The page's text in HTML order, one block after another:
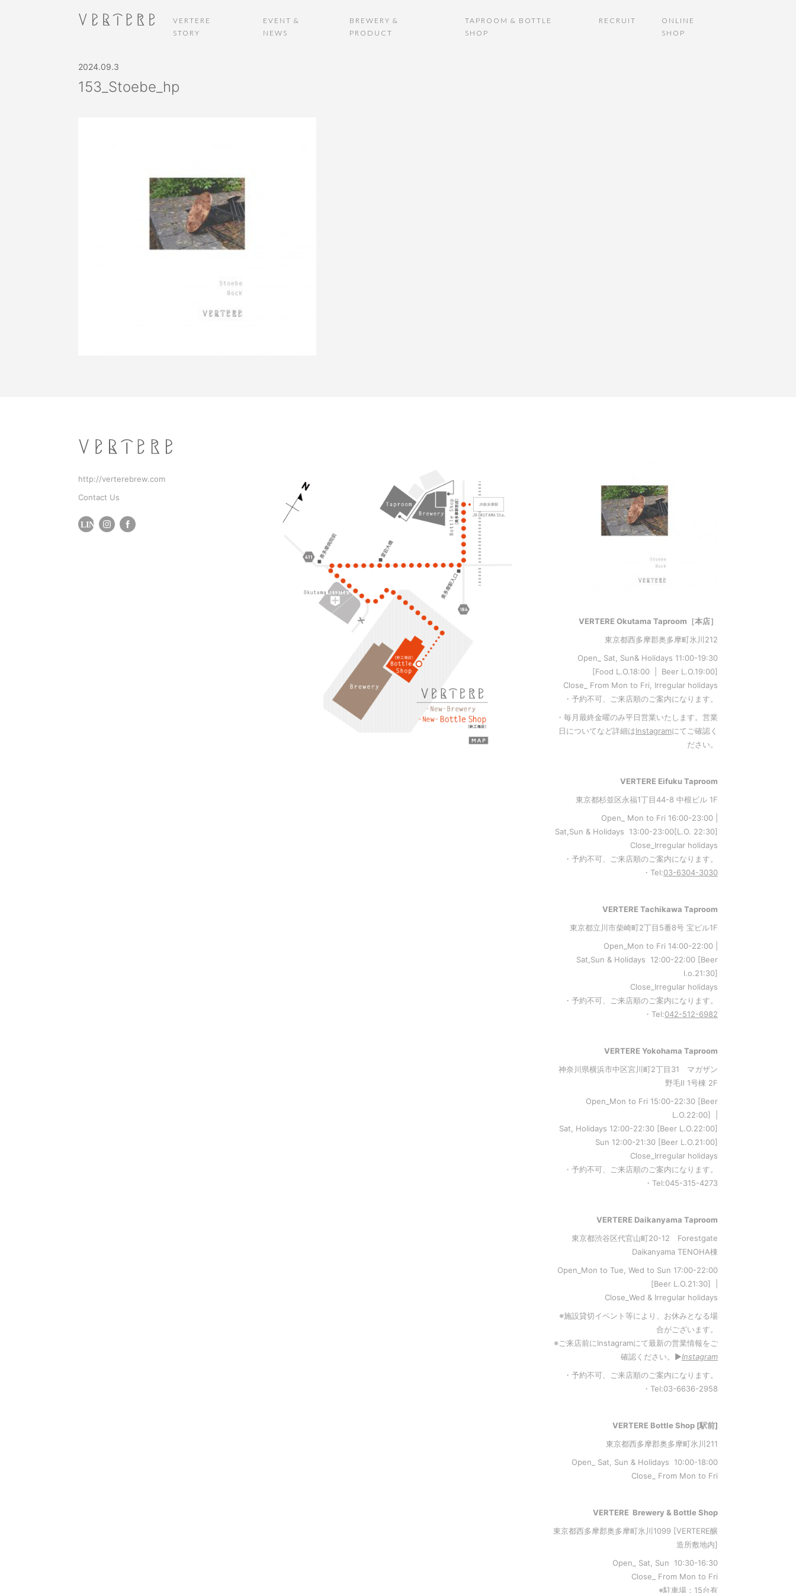
VERTERE
STORY
EVENT &
NEWS
BREWERY &
PRODUCT
TAPROOM & BOTTLE
SHOP
RECRUIT
ONLINE
SHOP
2024.09.3
153_Stoebe_hp
http://verterebrew.com
Contact Us
VERTERE Okutama Taproom［本店］
東京都西多摩郡奥多摩町氷川212
Open_ Sat, Sun& Holidays 11:00-19:30
[Food L.O.18:00 | Beer L.O.19:00]
Close_ From Mon to Fri, Irregular holidays
・予約不可、ご来店順のご案内になります。
・毎月最終金曜のみ平日営業いたします。営業
日についてなど詳細はInstagramにてご確認く
ださい。
VERTERE Eifuku Taproom
東京都杉並区永福1丁目44-8 中根ビル 1F
Open_ Mon to Fri 16:00-23:00 |
Sat,Sun & Holidays 13:00-23:00[L .O. 22:30]
Close_Irregular holidays
・予約不可、ご来店順のご案内になります。
・Tel:03-6304-3030
VERTERE Tachikawa Taproom
東京都立川市柴崎町2丁目5番8号 宝ビル1F
Open_Mon to Fri 14:00-22:00 |
Sat,Sun & Holidays 12:00-22:00 [Beer
l.o.21:30]
Close_Irregular holidays
・予約不可、ご来店順のご案内になります。
・Tel:042-512-6982
VERTERE Yokohama Taproom
神奈川県横浜市中区宮川町2丁目31 マガザン
野毛Ⅱ 1号棟 2F
Open_Mon to Fri 15:00-22:30 [Beer
L.O.22:00] |
Sat, Holidays 12:00-22:30 [Beer L.O.22:00]
Sun 12:00-21:30 [Beer L.O.21:00]
Close_Irregular holidays
・予約不可、ご来店順のご案内になります。
・Tel:045-315-4273
VERTERE Daikanyama Taproom
東京都渋谷区代官山町20-12 Forestgate
Daikanyama TENOHA棟
Open_Mon to Tue, Wed to Sun 17:00-22:00
[Beer L.O.21:30] |
Close_Wed & Irregular holidays
※施設貸切イベント等により、お休みとなる場
合がございます。
※ご来店前にInstagramにて最新の営業情報をご
確認ください。▶︎Instagram
・予約不可、ご来店順のご案内になります。
・Tel:03-6636-2958
VERTERE Bottle Shop [駅前]
東京都西多摩郡奥多摩町氷川211
Open_ Sat, Sun & Holidays 10:00-18:00
Close_ From Mon to Fri
VERTERE Brewery & Bottle Shop
東京都西多摩郡奥多摩町氷川1099 [VERTERE醸
造所敷地内]
Open_ Sat, Sun 10:30-16:30
Close_ From Mon to Fri
※駐車場：15台有